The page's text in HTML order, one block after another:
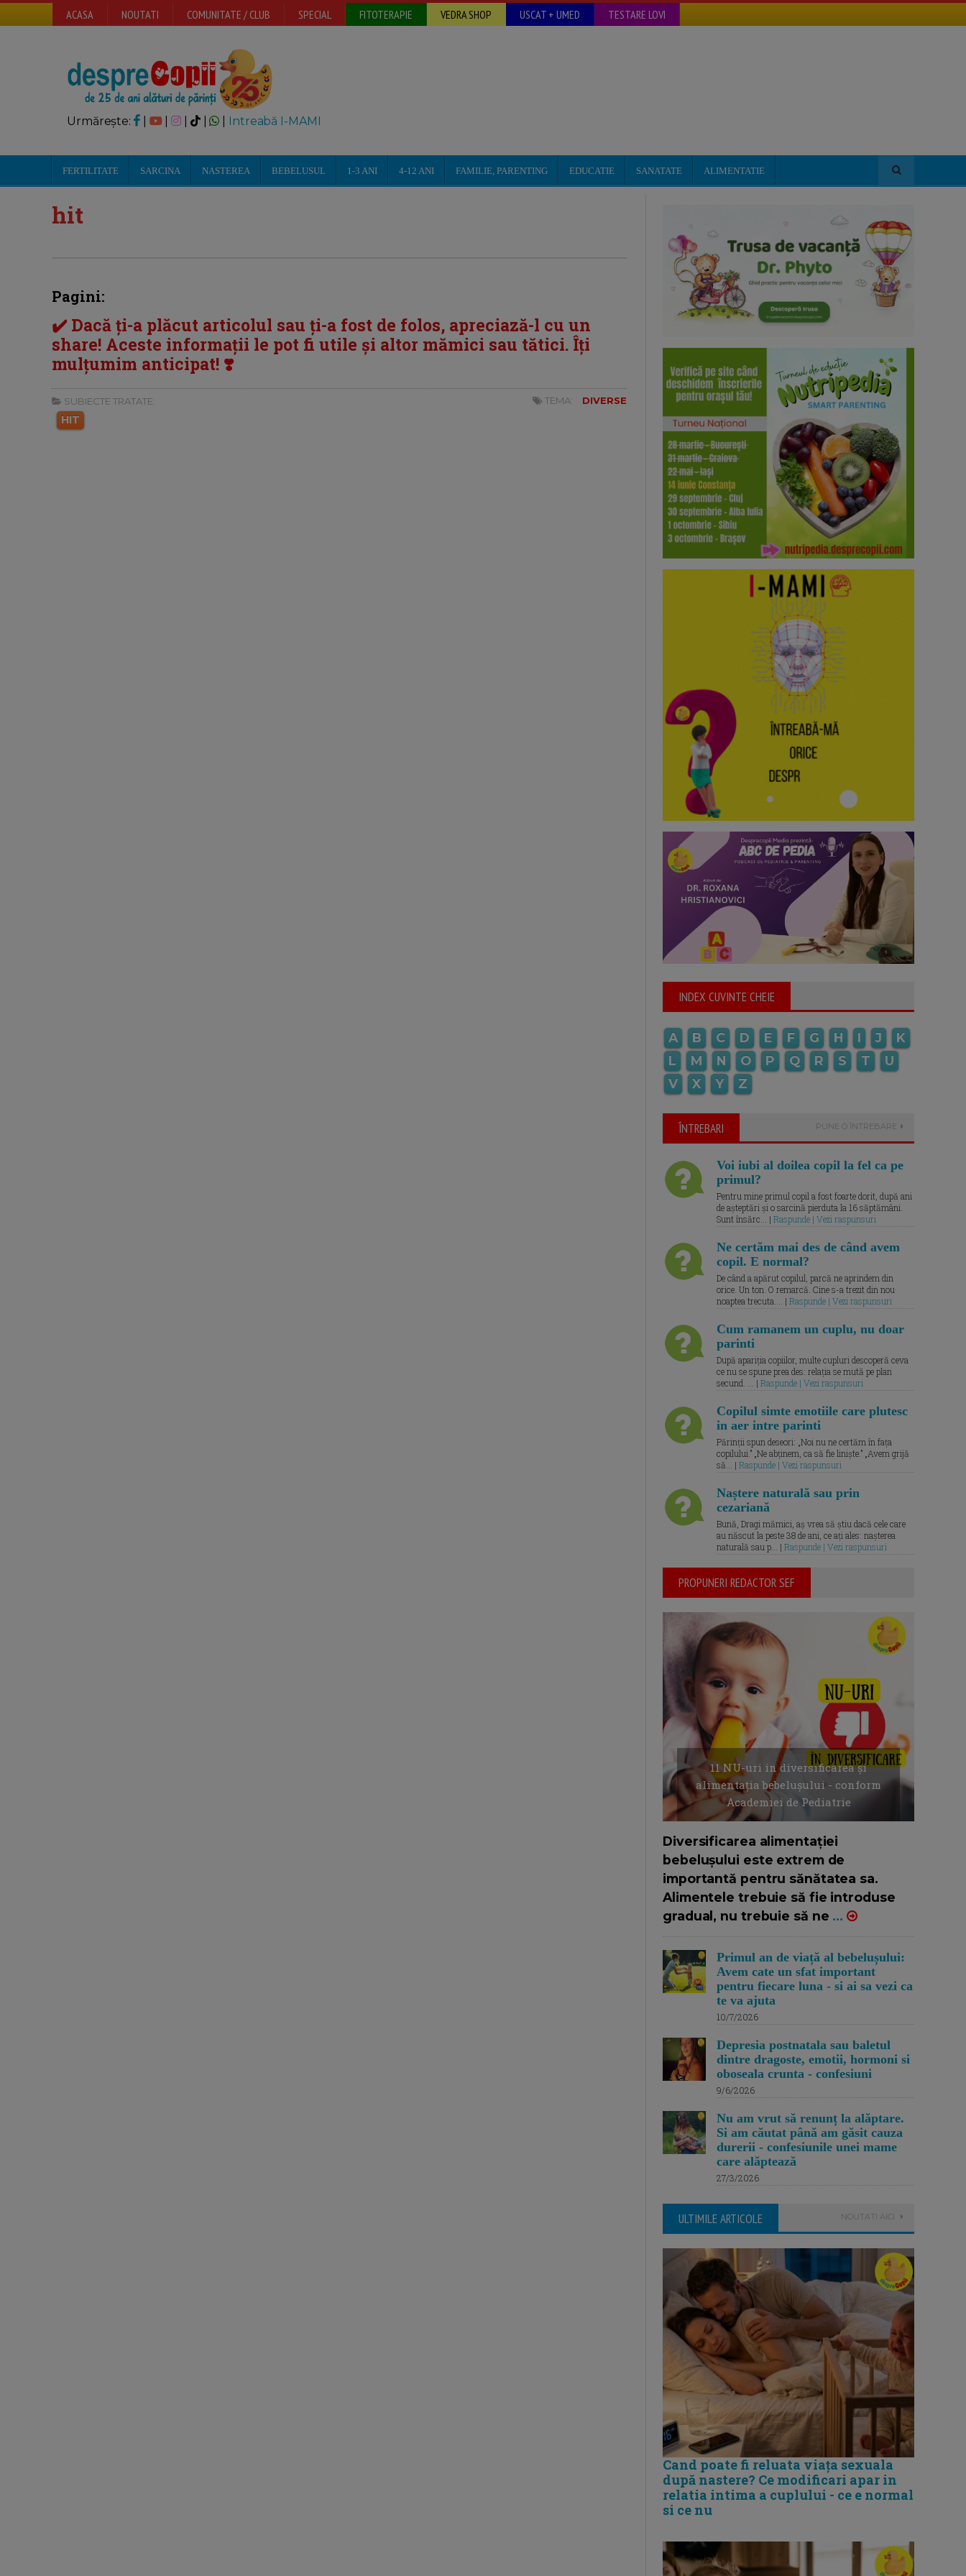
ACASA NOUTATI COMUNITATE / CLUB SPECIAL FITOTERAPIE VEDRA SHOP USCAT + UMED TESTARE LOVI
Urmărește: | | Intreabă I-MAMI
FERTILITATE SARCINA NASTEREA BEBELUSUL 1-3 ANI 4-12 ANI FAMILIE, PARENTING EDUCATIE SANATATE ALIMENTATIE
hit
Pagini:
✔️ Dacă ți-a plăcut articolul sau ți-a fost de folos, apreciază-l cu un
share! Aceste informații le pot fi utile și altor mămici sau tătici. Îți
mulțumim anticipat! ❣️
SUBIECTE TRATATE:
HIT
TEMA: DIVERSE
INDEX CUVINTE CHEIE
A B C D E F G H I J
K
L
M N O P Q R S T
U
V
X Y Z
ÎNTREBARI PUNE O ÎNTREBARE
Voi iubi al doilea copil la fel ca pe
primul?
Pentru mine primul copil a fost foarte dorit, după ani
de așteptări și o sarcină pierduta la 16 săptămâni.
Sunt însărc... | Raspunde | Vezi raspunsuri
Ne certăm mai des de când avem
copil. E normal?
De când a apărut copilul, parcă ne aprindem din
orice. Un ton. O remarcă. Cine s-a trezit din nou
noaptea trecuta.... | Raspunde | Vezi raspunsuri
Cum ramanem un cuplu, nu doar
parinti
După apariția copiilor, multe cupluri descoperă ceva
ce nu se spune prea des: relația se mută pe plan
secund. ... | Raspunde | Vezi raspunsuri
Copilul simte emotiile care plutesc
in aer intre parinti
Părinții spun deseori: „Noi nu ne certăm în fața
copilului.” „Ne abținem, ca să fie liniște.” „Avem grijă
să... | Raspunde | Vezi raspunsuri
Naștere naturală sau prin
cezariană
Bună, Dragi mămici, aș vrea să știu dacă cele care
au născut la peste 38 de ani, ce ați ales: nașterea
naturală sau p... | Raspunde | Vezi raspunsuri
PROPUNERI REDACTOR SEF
11 NU-uri in diversificarea și
alimentația bebelușului - conform
Academiei de Pediatrie
Diversificarea alimentației
bebelușului este extrem de
importantă pentru sănătatea sa.
Alimentele trebuie să fie introduse
gradual, nu trebuie să ne ...
Primul an de viață al bebelușului:
Avem cate un sfat important
pentru fiecare luna - si ai sa vezi ca
te va ajuta
10/7/2026
Depresia postnatala sau baletul
dintre dragoste, emotii, hormoni si
oboseala crunta - confesiuni
9/6/2026
Nu am vrut să renunț la alăptare.
Si am căutat până am găsit cauza
durerii - confesiunile unei mame
care alăptează
27/3/2026
ULTIMILE ARTICOLE NOUTATI AICI
Cand poate fi reluata viața sexuala
după nastere? Ce modificari apar in
relatia intima a cuplului - ce e normal
si ce nu